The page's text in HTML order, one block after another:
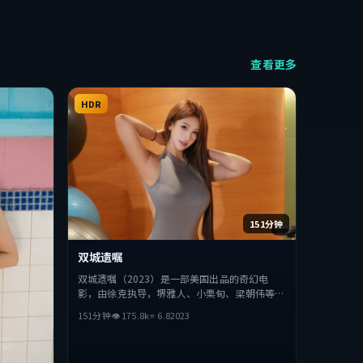
查看更多
151分钟
HDR
双城遗嘱
双城遗嘱（2023）是一部美国出品的奇幻电
影，由徐克执导，堺雅人、小栗旬、梁朝伟等主
抉择，节奏张弛有度，适合喜欢该类型的观众完
151分钟👁175.8k⭐ 6.82023